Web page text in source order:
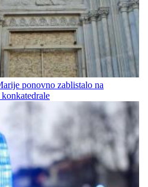
ponovno zablistalo na